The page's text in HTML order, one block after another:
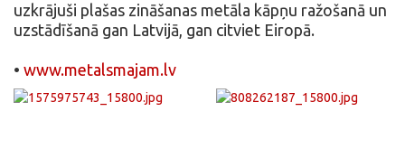
uzkrājuši plašas zināšanas metāla kāpņu ražošanā un
uzstādīšanā gan Latvijā, gan citviet Eiropā.
• www.metalsmajam.lv